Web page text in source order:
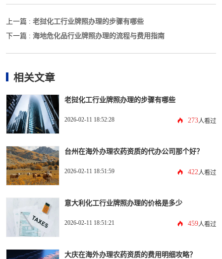
上一篇 : 老挝化工行业牌照办理的步骤有哪些
下一篇 : 海地危化品行业牌照办理的流程与费用指南
相关文章
老挝化工行业牌照办理的步骤有哪些
2026-02-11 18:52:28 273人看过
台州在海外办理农药资质的代办公司那个好？
2026-02-11 18:51:59 422 人看过
意大利化工行业牌照办理的价格是多少
2026-02-11 18:51:21 459人看过
大庆在海外办理农药资质的费用明细攻略？